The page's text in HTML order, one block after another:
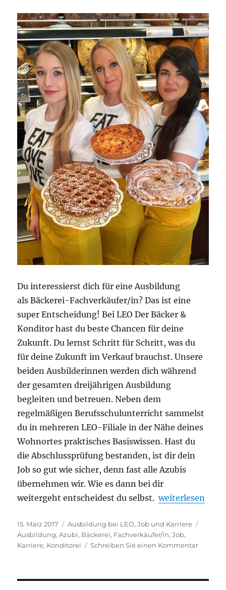
Du interessierst dich für eine Ausbildung
als Bäckerei-Fachverkäufer/in? Das ist eine
super Entscheidung! Bei LEO Der Bäcker &
Konditor hast du beste Chancen für deine
Zukunft. Du lernst Schritt für Schritt, was du
für deine Zukunft im Verkauf brauchst. Unsere
beiden Ausbilderinnen werden dich während
der gesamten dreijährigen Ausbildung
begleiten und betreuen. Neben dem
regelmäßigen Berufsschulunterricht sammelst
du in mehreren LEO-Filiale in der Nähe deines
Wohnortes praktisches Basiswissen. Hast du
die Abschlussprüfung bestanden, ist dir dein
Job so gut wie sicher, denn fast alle Azubis
übernehmen wir. Wie es dann bei dir
weitergeht entscheidest du selbst.„Deine
weiterlesen
Veröffentlicht
am
15. März 2017 Kategorien
Ausbildung bei LEO,Job und Karriere
Ausbildung,Azubi, Bäckerei, Fachverkäufer/in,Job,
Karriere, Konditorei Schreiben Sie einen Kommentarzu